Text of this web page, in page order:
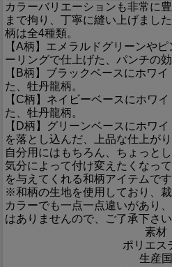
カラーバリエーションも非常に
まで拘り、丁寧に縫い上げました
柄は全4種類。
【A柄】エメラルドグリーンや
ーリングで仕上げた、パンチの効
【B柄】ブラックベースにホワ
た、牡丹龍柄。
【C柄】ネイビーベースにホワ
た、牡丹龍柄。
【D柄】グリーンベースにホワ
を落とし込んだ、上品な仕上がり
自分用にはもちろん、ちょっと
気分によって付け変えたくなっ
を与えてくれる和柄アイテムです
※和柄の生地を使用しており、
カラーでも一点一点違いがあり
はありませんので、ご了承下さい
素材
ポリエス
生産国